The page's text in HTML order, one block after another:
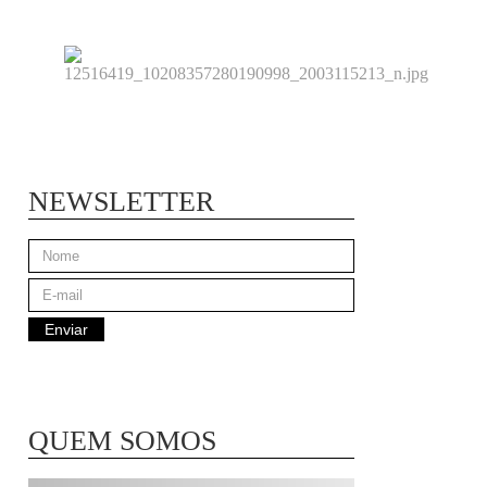
NEWSLETTER
QUEM SOMOS